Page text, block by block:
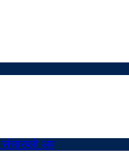
संसारब्लो अप